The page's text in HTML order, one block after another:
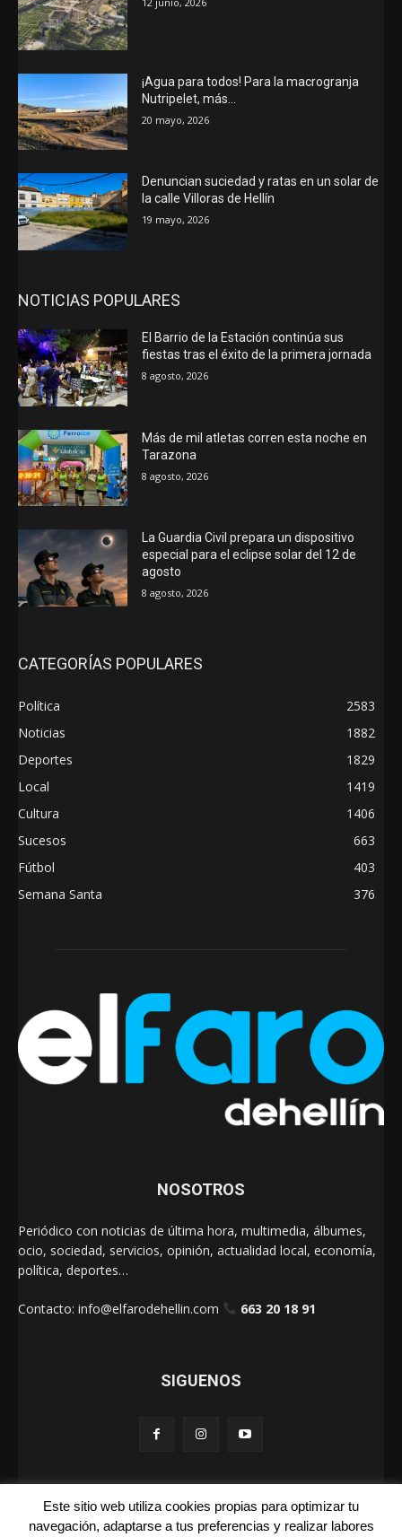
¡Agua para todos! Para la macrogranja
Nutripelet, más…
20 mayo, 2026
Denuncian suciedad y ratas en un solar de
la calle Villoras de Hellín
19 mayo, 2026
NOTICIAS POPULARES
El Barrio de la Estación continúa sus
fiestas tras el éxito de la primera jornada
8 agosto, 2026
Más de mil atletas corren esta noche en
Tarazona
8 agosto, 2026
La Guardia Civil prepara un dispositivo
especial para el eclipse solar del 12 de
agosto
8 agosto, 2026
CATEGORÍAS POPULARES
Política
2583
Noticias
1882
Deportes
1829
Local
1419
Cultura
1406
Sucesos
663
Fútbol
403
Semana Santa
376
NOSOTROS
Periódico con noticias de última hora, multimedia, álbumes,
ocio, sociedad, servicios, opinión, actualidad local, economía,
política, deportes…
Contacto: info@elfarodehellin.com 663 20 18 91
SIGUENOS
El Faro de Hellín 2025
Este sitio web utiliza cookies propias para optimizar tu
navegación, adaptarse a tus preferencias y realizar labores